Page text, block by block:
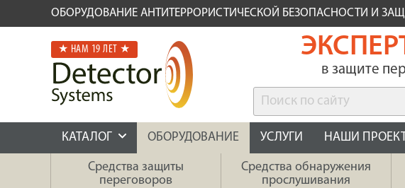
ОБОРУДОВАНИЕ АНТИТЕРРОРИСТИЧЕСКОЙ БЕЗОПАСНОСТИ И
★ НАМ 19 ЛЕТ ★
в защите
КАТАЛОГ ОБОРУДОВАНИЕ УСЛУГИ НАШИ
Средства защиты
переговоров
Средства обнаружения
прослушивания